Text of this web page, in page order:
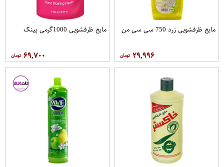
مایع ظرفشویی زرد 750 سی سی من
۲۹,۹۹۶
مایع ظرفشویی 1000گرمی پینک
۶۹,۷۰۰